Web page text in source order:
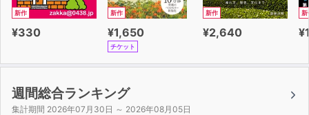
新作
¥330
新作
¥1,650
チケット
新作
¥2,640
新
週間総合ランキング
集計期間 2026年07月30日 ～ 2026年08月05日